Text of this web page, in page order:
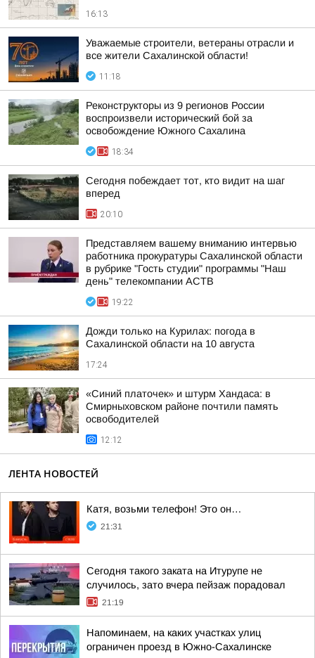
16:13
Уважаемые строители, ветераны отрасли и
все жители Сахалинской области!
11:18
Реконструкторы из 9 регионов России
воспроизвели исторический бой за
освобождение Южного Сахалина
18:34
Сегодня побеждает тот, кто видит на шаг
вперед
20:10
Представляем вашему вниманию интервью
работника прокуратуры Сахалинской области
в рубрике "Гость студии" программы "Наш
день" телекомпании АСТВ
19:22
Дожди только на Курилах: погода в
Сахалинской области на 10 августа
17:24
«Синий платочек» и штурм Хандаса: в
Смирныховском районе почтили память
освободителей
12:12
ЛЕНТА НОВОСТЕЙ
Катя, возьми телефон! Это он…
21:31
Сегодня такого заката на Итурупе не
случилось, зато вчера пейзаж порадовал
21:19
Напоминаем, на каких участках улиц
ограничен проезд в Южно-Сахалинске